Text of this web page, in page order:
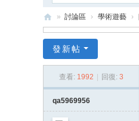
T
ho
pp
» 討論區 › 學術遊藝 ›
發新帖
查看: 1992 回復: 3
qa5969956